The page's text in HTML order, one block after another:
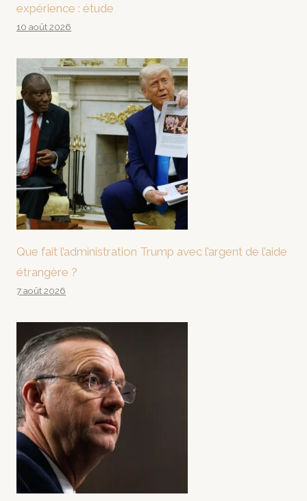
expérience : étude
10 août 2026
Que fait l’administration Trump avec l’argent de l’aide
étrangère ?
7 août 2026